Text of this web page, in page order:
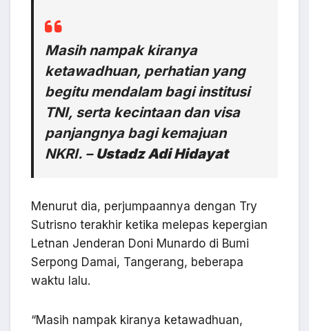
Masih nampak kiranya
ketawadhuan, perhatian yang
begitu mendalam bagi institusi
TNI, serta kecintaan dan visa
panjangnya bagi kemajuan
NKRI. – Ustadz Adi Hidayat
Menurut dia, perjumpaannya dengan Try
Sutrisno terakhir ketika melepas kepergian
Letnan Jenderan Doni Munardo di Bumi
Serpong Damai, Tangerang, beberapa
waktu lalu.
“Masih nampak kiranya ketawadhuan,